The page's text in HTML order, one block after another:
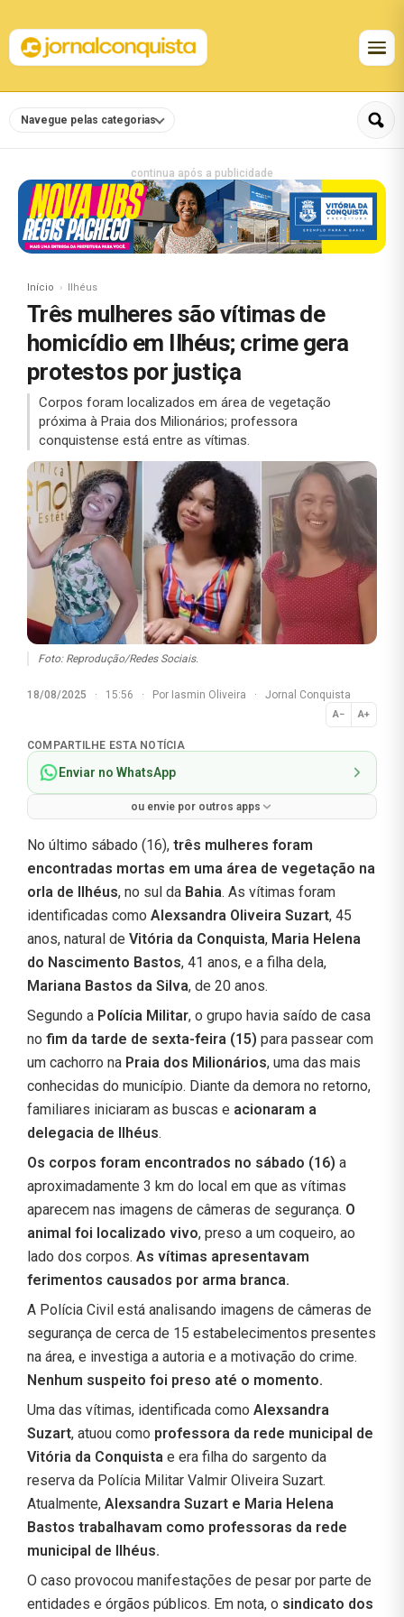
Navegue pelas categorias
continua após a publicidade
Início Ilhéus
Três mulheres são vítimas de
homicídio em Ilhéus; crime gera
protestos por justiça
Corpos foram localizados em área de vegetação
próxima à Praia dos Milionários; professora
conquistense está entre as vítimas.
Foto: Reprodução/Redes Sociais.
18/08/2025 · 15:56 · Por Iasmin Oliveira · Jornal Conquista
A− A+
Normal
COMPARTILHE ESTA NOTÍCIA
Enviar no WhatsApp
ou envie por outros apps
No último sábado (16), três mulheres foram
encontradas mortas em uma área de vegetação na
orla de Ilhéus, no sul da Bahia. As vítimas foram
identificadas como Alexsandra Oliveira Suzart, 45
anos, natural de Vitória da Conquista, Maria Helena
do Nascimento Bastos, 41 anos, e a filha dela,
Mariana Bastos da Silva, de 20 anos.
Segundo a Polícia Militar, o grupo havia saído de casa
no fim da tarde de sexta-feira (15) para passear com
um cachorro na Praia dos Milionários, uma das mais
conhecidas do município. Diante da demora no retorno,
familiares iniciaram as buscas e acionaram a
delegacia de Ilhéus.
Os corpos foram encontrados no sábado (16) a
aproximadamente 3 km do local em que as vítimas
aparecem nas imagens de câmeras de segurança. O
animal foi localizado vivo, preso a um coqueiro, ao
lado dos corpos. As vítimas apresentavam
ferimentos causados por arma branca.
A Polícia Civil está analisando imagens de câmeras de
segurança de cerca de 15 estabelecimentos presentes
na área, e investiga a autoria e a motivação do crime.
Nenhum suspeito foi preso até o momento.
Uma das vítimas, identificada como Alexsandra
Suzart, atuou como professora da rede municipal de
Vitória da Conquista e era filha do sargento da
reserva da Polícia Militar Valmir Oliveira Suzart.
Atualmente, Alexsandra Suzart e Maria Helena
Bastos trabalhavam como professoras da rede
municipal de Ilhéus.
O caso provocou manifestações de pesar por parte de
entidades e órgãos públicos. Em nota, o sindicato dos